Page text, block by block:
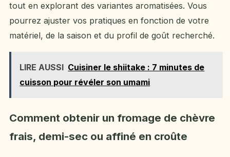
tout en explorant des variantes aromatisées. Vous
pourrez ajuster vos pratiques en fonction de votre
matériel, de la saison et du profil de goût recherché.
LIRE AUSSI Cuisiner le shiitake : 7 minutes de
cuisson pour révéler son umami
Comment obtenir un fromage de chèvre
frais, demi-sec ou affiné en croûte